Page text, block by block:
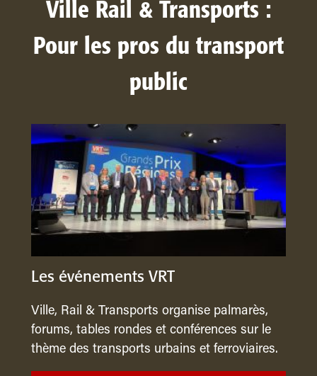
Ville Rail & Transports :
Pour les pros du transport
public
Les événements VRT
Ville, Rail & Transports organise palmarès,
forums, tables rondes et conférences sur le
thème des transports urbains et ferroviaires.